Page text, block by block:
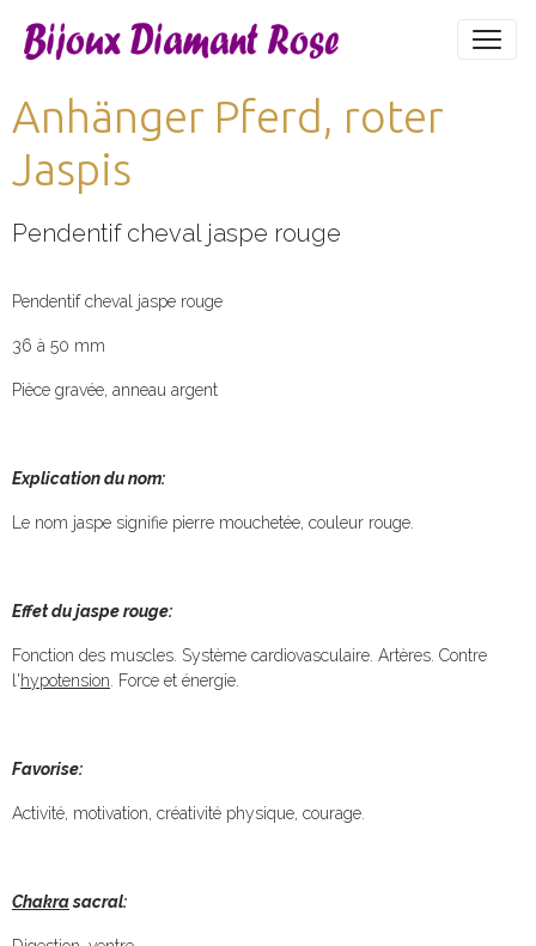
Anhänger Pferd, roter
Jaspis
Pendentif cheval jaspe rouge
Pendentif cheval jaspe rouge
36 à 50 mm
Pièce gravée, anneau argent
Explication du nom:
Le nom jaspe signifie pierre mouchetée, couleur rouge.
Effet du jaspe rouge:
Fonction des muscles. Système cardiovasculaire. Artères. Contre
l'hypotension . Force et énergie.
Favorise:
Activité, motivation, créativité physique, courage.
Chakrasacral: